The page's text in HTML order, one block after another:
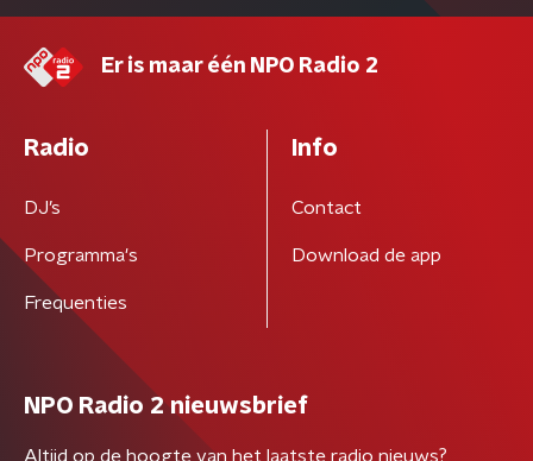
Er is maar één NPO Radio 2
Radio
DJ’s
Programma's
Frequenties
Info
Contact
Download de app
NPO Radio 2 nieuwsbrief
Altijd op de hoogte van het laatste radio nieuws?